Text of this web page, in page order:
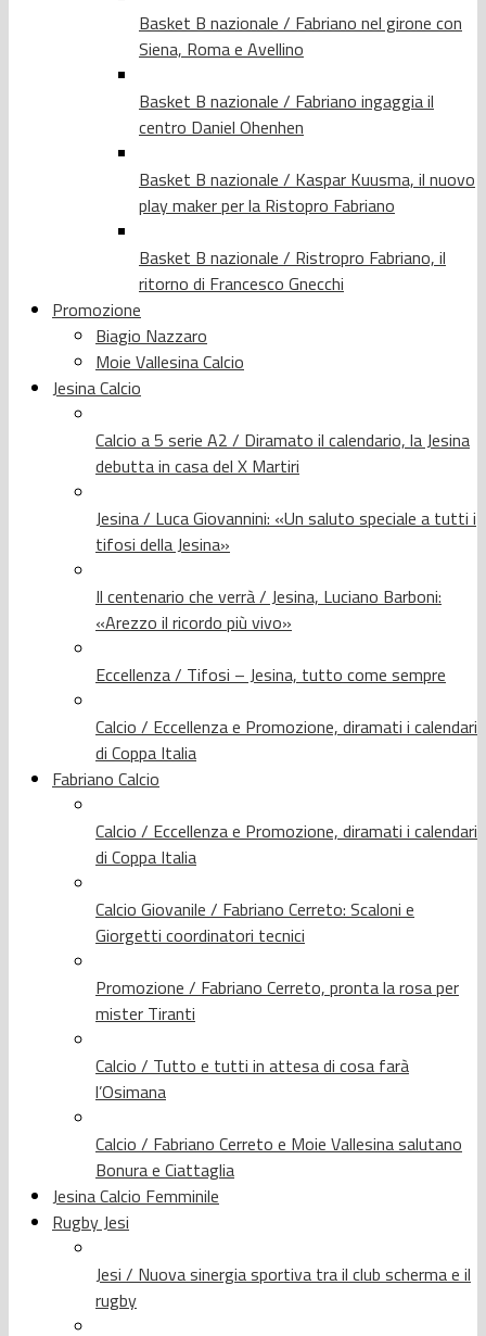
Basket B nazionale / Fabriano nel girone con
Siena, Roma e Avellino
Basket B nazionale / Fabriano ingaggia il
centro Daniel Ohenhen
Basket B nazionale / Kaspar Kuusma, il nuovo
play maker per la Ristopro Fabriano
Basket B nazionale / Ristropro Fabriano, il
ritorno di Francesco Gnecchi
Promozione
Biagio Nazzaro
Moie Vallesina Calcio
Jesina Calcio
Calcio a 5 serie A2 / Diramato il calendario, la Jesina
debutta in casa del X Martiri
Jesina / Luca Giovannini: «Un saluto speciale a tutti i
tifosi della Jesina»
Il centenario che verrà / Jesina, Luciano Barboni:
«Arezzo il ricordo più vivo»
Eccellenza / Tifosi – Jesina, tutto come sempre
Calcio / Eccellenza e Promozione, diramati i calendari
di Coppa Italia
Fabriano Calcio
Calcio / Eccellenza e Promozione, diramati i calendari
di Coppa Italia
Calcio Giovanile / Fabriano Cerreto: Scaloni e
Giorgetti coordinatori tecnici
Promozione / Fabriano Cerreto, pronta la rosa per
mister Tiranti
Calcio / Tutto e tutti in attesa di cosa farà
l’Osimana
Calcio / Fabriano Cerreto e Moie Vallesina salutano
Bonura e Ciattaglia
Jesina Calcio Femminile
Rugby Jesi
Jesi / Nuova sinergia sportiva tra il club scherma e il
rugby